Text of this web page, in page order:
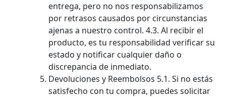
entrega, pero no nos responsabilizamos
por retrasos causados por circunstancias
ajenas a nuestro control. 4.3. Al recibir el
producto, es tu responsabilidad verificar su
estado y notificar cualquier daño o
discrepancia de inmediato.
Devoluciones y Reembolsos 5.1. Si no estás
satisfecho con tu compra, puedes solicitar